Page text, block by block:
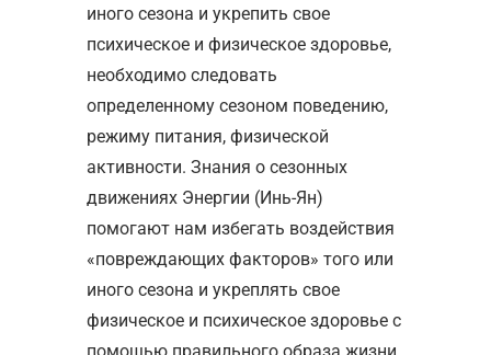
иного сезона и укрепить свое
психическое и физическое здоровье,
необходимо следовать
определенному сезоном поведению,
режиму питания, физической
активности. Знания о сезонных
движениях Энергии (Инь-Ян)
помогают нам избегать воздействия
«повреждающих факторов» того или
иного сезона и укреплять свое
физическое и психическое здоровье с
помощью правильного образа жизни